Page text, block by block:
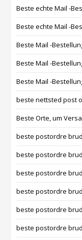
Beste echte Mail -
Beste echte Mail -
Beste Mail -
Beste Mail -
Beste Mail -
beste nettsted post
Beste Orte, um
beste postordre
beste postordre
beste postordre
beste postordre
beste postordre
beste postordre